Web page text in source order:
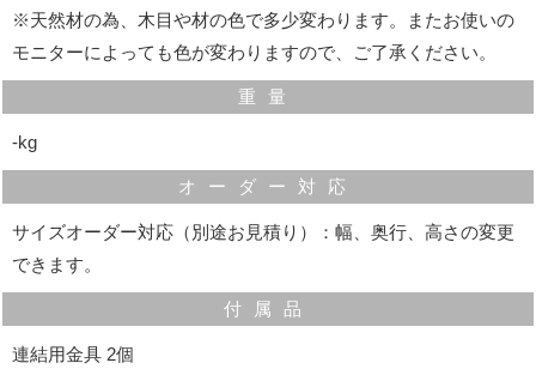
可動棚
高さを60mm間隔で調整することができる可動です。
※天然材の為、木目や材の色で多少変わります。またお使いの
モニターによっても色が変わりますので、ご了承ください。
重量
‐kg
オーダー対応
サイズオーダー対応（別途お見積り）：幅、奥行、高さの変更
できます。
付属品
連結用金具 2個